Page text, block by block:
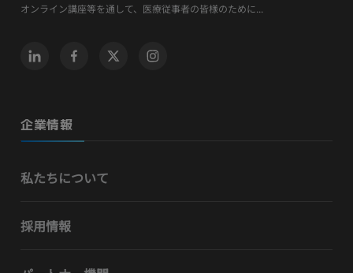
オンライン講座等を通して、医療従事者の皆様のために...
企業情報
私たちについて
採用情報